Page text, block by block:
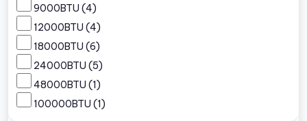
9000BTU (4)
12000BTU (4)
18000BTU (6)
24000BTU (5)
48000BTU (1)
100000BTU (1)